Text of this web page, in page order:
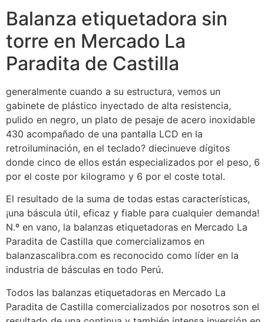
Balanza etiquetadora sin
torre en Mercado La
Paradita de Castilla
generalmente cuando a su estructura, vemos un
gabinete de plástico inyectado de alta resistencia,
pulido en negro, un plato de pesaje de acero inoxidable
430 acompañado de una pantalla LCD en la
retroiluminación, en el teclado? diecinueve dígitos
donde cinco de ellos están especializados por el peso, 6
por el coste por kilogramo y 6 por el coste total.
El resultado de la suma de todas estas características,
¡una báscula útil, eficaz y fiable para cualquier demanda!
N.º en vano, la balanzas etiquetadoras en Mercado La
Paradita de Castilla que comercializamos en
balanzascalibra.com es reconocido como líder en la
industria de básculas en todo Perú.
Todos las balanzas etiquetadoras en Mercado La
Paradita de Castilla comercializados por nosotros son el